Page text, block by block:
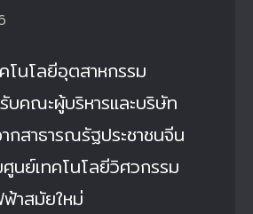
โนโลยีอุตสาหกรรม
คณะผู้บริหารและบริษัท
กสาธารณรัฐประชาชนจีน
ศูนย์เทคโนโลยีวิศวกรรม
าสมัยใหม่